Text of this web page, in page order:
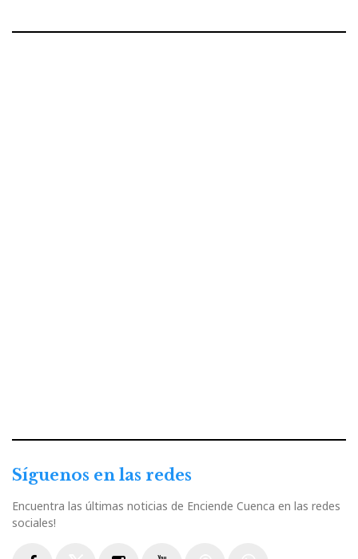
Síguenos en las redes
Encuentra las últimas noticias de Enciende Cuenca en las redes
sociales!